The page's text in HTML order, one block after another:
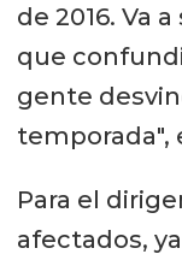
de 2016. Va
que
gente
temporada",
Para el
afectados,